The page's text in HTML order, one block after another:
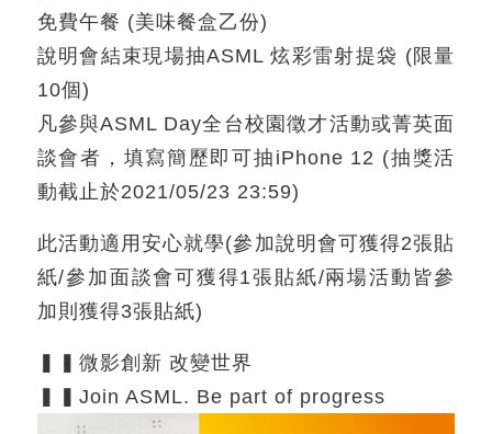
免費午餐 (美味餐盒乙份)
說明會結束現場抽ASML 炫彩雷射提袋 (限量
10個)
凡參與ASML Day全台校園徵才活動或菁英面
談會者，填寫簡歷即可抽iPhone 12 (抽獎活
動截止於2021/05/23 23:59)
此活動適用安心就學(參加說明會可獲得2張貼
紙/參加面談會可獲得1張貼紙/兩場活動皆參
加則獲得3張貼紙)
▍▍微影創新 改變世界
▍▍Join ASML. Be part of progress